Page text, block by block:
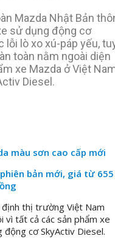
Mazda Nhật Bản
sử dụng động cơ
lỗi lò xo xú-páp yếu,
toàn nằm ngoài diện
xe Mazda ở Việt
Diesel.
màu sơn cao cấp mới
bản mới, giá từ 655
thị trường Việt Nam
vì tất cả các sản phẩm xe
cơ SkyActiv Diesel.